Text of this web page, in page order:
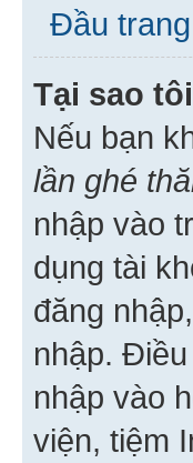
Đầu trang
Tại sao
Nếu bạn
lần ghé
nhập vào
dụng tài
đăng
nhập.
nhập vào
viện, tiệm